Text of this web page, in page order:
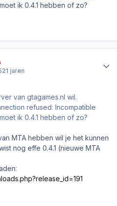
ik 0.4.1 hebben of zo?
21 jaren
van gtagames.nl wil.
refused: Incompatible
ik 0.4.1 hebben of zo?
MTA hebben wil je het kunnen
nog effe 0.4.1 (nieuwe MTA